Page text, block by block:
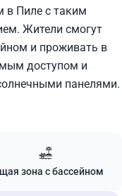
в Пиле с таким
Жители смогут
и проживать в
доступом и
панелями.
зона с бассейном